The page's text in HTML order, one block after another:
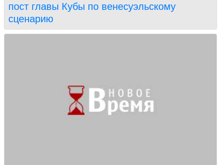
пост главы Кубы по венесуэльскому
сценарию